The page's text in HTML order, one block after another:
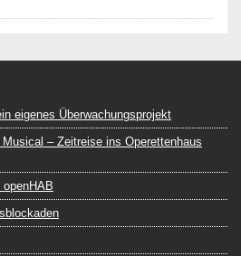
eigenes Überwachungsprojekt
– Zeitreise ins Operettenhaus